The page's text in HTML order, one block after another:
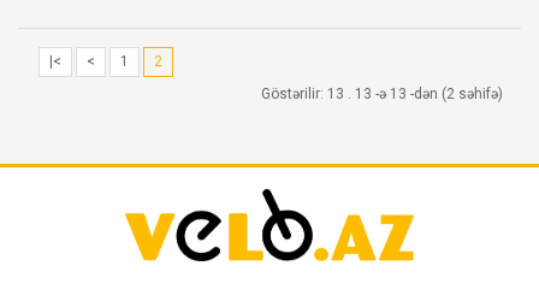
|< < 1
2
Göstərilir: 13 . 13 -ə 13 -dən (2 səhifə)